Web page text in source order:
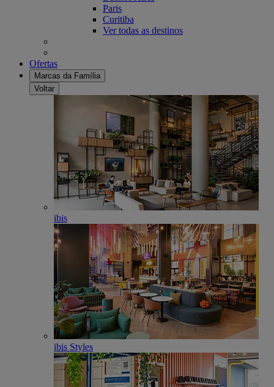
Paris
Curitiba
Ver todas as destinos
Ofertas
Marcas da Família
Voltar
ibis
ibis Styles